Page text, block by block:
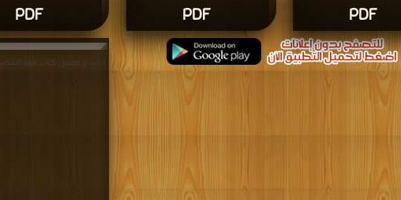
PDF
PDF
PDF
قراءة و تحميل كتاب قوة التفكير PDF مجانا